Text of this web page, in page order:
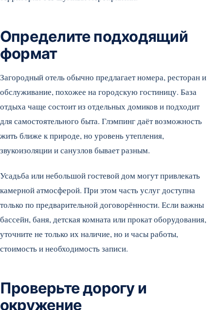
Определите подходящий
формат
Загородный отель обычно предлагает номера, ресторан и
обслуживание, похожее на городскую гостиницу. База
отдыха чаще состоит из отдельных домиков и подходит
для самостоятельного быта. Глэмпинг даёт возможность
жить ближе к природе, но уровень утепления,
звукоизоляции и санузлов бывает разным.
Усадьба или небольшой гостевой дом могут привлекать
камерной атмосферой. При этом часть услуг доступна
только по предварительной договорённости. Если важны
бассейн, баня, детская комната или прокат оборудования,
уточните не только их наличие, но и часы работы,
стоимость и необходимость записи.
Проверьте дорогу и
окружение